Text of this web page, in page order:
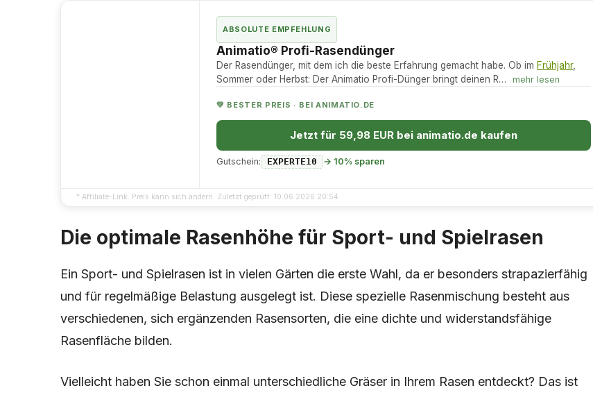
ABSOLUTE EMPFEHLUNG
Animatio® Profi-Rasendünger
Der Rasendünger, mit dem ich die beste Erfahrung gemacht habe. Ob im Frühjahr,
Sommer oder Herbst: Der Animatio Profi-Dünger bringt deinen R…
mehr lesen
💚 BESTER PREIS · BEI ANIMATIO.DE
Jetzt für 59,98 EUR bei animatio.de kaufen
Gutschein: EXPERTE10 → 10% sparen
* Affiliate-Link. Preis kann sich ändern. Zuletzt geprüft: 10.06.2026 20:54
Die optimale Rasenhöhe für Sport- und Spielrasen
Ein Sport- und Spielrasen ist in vielen Gärten die erste Wahl, da er besonders strapazierfähig
und für regelmäßige Belastung ausgelegt ist. Diese spezielle Rasenmischung besteht aus
verschiedenen, sich ergänzenden Rasensorten, die eine dichte und widerstandsfähige
Rasenfläche bilden.
Vielleicht haben Sie schon einmal unterschiedliche Gräser in Ihrem Rasen entdeckt? Das ist